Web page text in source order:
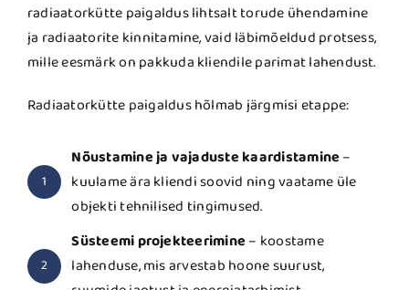
radiaatorkütte paigaldus lihtsalt torude ühendamine
ja radiaatorite kinnitamine, vaid läbimõeldud protsess,
mille eesmärk on pakkuda kliendile parimat lahendust.
Radiaatorkütte paigaldus hõlmab järgmisi etappe:
1
Nõustamine ja vajaduste kaardistamine–
kuulame ära kliendi soovid ning vaatame üle
objekti tehnilised tingimused.
2
Süsteemi projekteerimine– koostame
lahenduse, mis arvestab hoone suurust,